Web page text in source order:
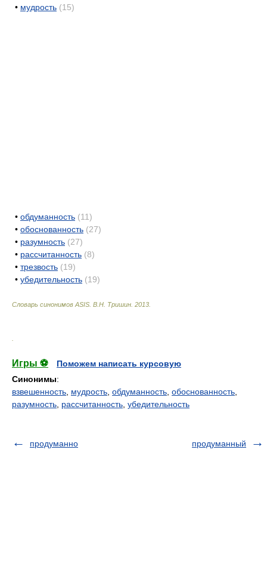
• мудрость (15)
• обдуманность (11)
• обоснованность (27)
• разумность (27)
• рассчитанность (8)
• трезвость (19)
• убедительность (19)
Словарь синонимов ASIS. В.Н. Тришин 2013
Игры ⚽
Поможем написать курсовую
Синонимы:
взвешенность мудрость обдуманность обоснованность
разумность рассчитанность убедительность
продуманно продуманный